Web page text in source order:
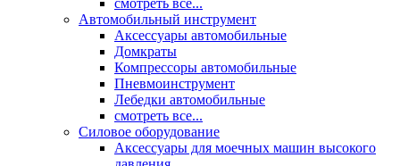
смотреть все...
Автомобильный инструмент
Аксессуары автомобильные
Домкраты
Компрессоры автомобильные
Пневмоинструмент
Лебедки автомобильные
смотреть все...
Силовое оборудование
Аксессуары для моечных машин высокого